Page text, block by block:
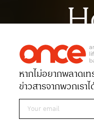
เรื่องพิ
ภาพ
Date
หากไม่อยากพลาดเ
ข่าวสารจากพวกเราไ